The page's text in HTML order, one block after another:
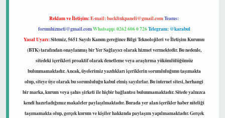
Reklam ve İletişim:E-mail:backlinkpaneli@gmail.comTeams:
forumhizmeti@gmail.comWhatsapp: 0262 606 0 726Telegram: @karabul
Yasal Uyarı:Sitemiz, 5651 Sayılı Kanun gereğince Bilgi Teknolojileri ve İletişim Kurumu
(BTK) tarafından onaylanmış bir Yer Sağlayıcı olarak hizmet vermektedir. Bu nedenle,
sitedeki içerikleri proaktif olarak denetleme veya araştırma yükümlülüğümüz
bulunmamaktadır. Ancak, üyelerimiz yazdıkları içeriklerin sorumluluğunu taşımakta
olup, siteye üye olarak bu sorumluluğu kabul etmiş sayılırlar. Bu internet sitesi, herhangi
bir marka, kurum veya şahıs şirketi ile hiçbir bağlantısı bulunmamaktadır. Sitede yalnızca
kendi hazırladığımız makaleler paylaşılmaktadır. Burada yer alan içerikler haber niteliği
taşımamakta olup, gerçek kurum ve kişiler hakkında paylaşım yapılmamaktadır. Gerçek